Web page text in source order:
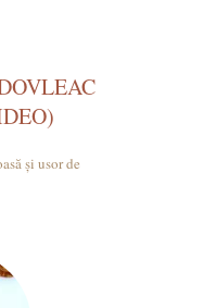
și usor de